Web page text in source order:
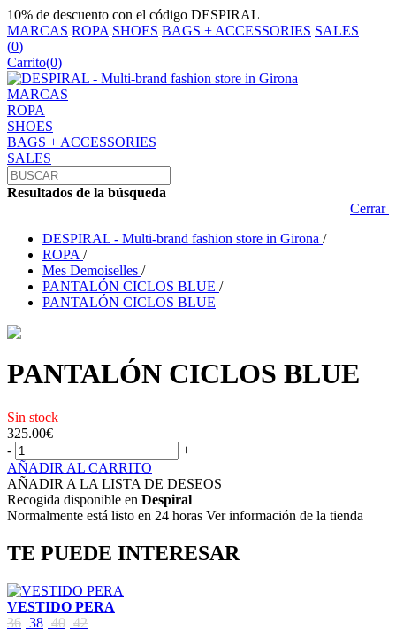
10% de descuento con el código DESPIRAL
MARCAS ROPA SHOES BAGS + ACCESSORIES SALES
(0)
Carrito(0)
MARCAS
ROPA
SHOES
BAGS + ACCESSORIES
SALES
Resultados de la búsqueda
Cerrar
DESPIRAL - Multi-brand fashion store in Girona /
ROPA /
Mes Demoiselles /
PANTALÓN CICLOS BLUE /
PANTALÓN CICLOS BLUE
PANTALÓN CICLOS BLUE
Sin stock
325.00€
-
+
AÑADIR AL CARRITO
AÑADIR A LA LISTA DE DESEOS
Recogida disponible en Despiral
Normalmente está listo en 24 horas Ver información de la tienda
TE PUEDE INTERESAR
VESTIDO PERA
36 38 40 42